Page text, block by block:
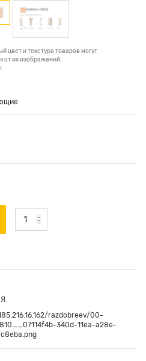
цвет и текстура товаров могут
от их изображений,
razdobreev/00-
340d-11ea-a28e-